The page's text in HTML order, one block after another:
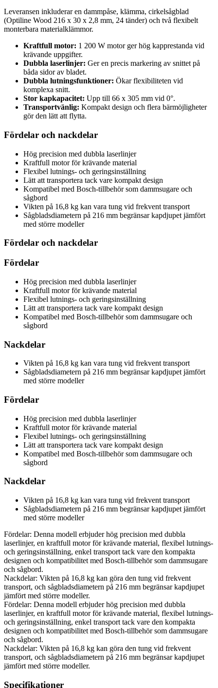
Leveransen inkluderar en dammpåse, klämma, cirkelsågblad
(Optiline Wood 216 x 30 x 2,8 mm, 24 tänder) och två flexibelt
monterbara materialklämmor.
Kraftfull motor: 1 200 W motor ger hög kapprestanda vid
krävande uppgifter.
Dubbla laserlinjer: Ger en precis markering av snittet på
båda sidor av bladet.
Dubbla lutningsfunktioner: Ökar flexibiliteten vid
komplexa snitt.
Stor kapkapacitet: Upp till 66 x 305 mm vid 0°.
Transportvänlig: Kompakt design och flera bärmöjligheter
gör den lätt att flytta.
Fördelar och nackdelar
Hög precision med dubbla laserlinjer
Kraftfull motor för krävande material
Flexibel lutnings- och geringsinställning
Lätt att transportera tack vare kompakt design
Kompatibel med Bosch-tillbehör som dammsugare och
sågbord
Vikten på 16,8 kg kan vara tung vid frekvent transport
Sågbladsdiametern på 216 mm begränsar kapdjupet jämfört
med större modeller
Fördelar och nackdelar
Fördelar
Hög precision med dubbla laserlinjer
Kraftfull motor för krävande material
Flexibel lutnings- och geringsinställning
Lätt att transportera tack vare kompakt design
Kompatibel med Bosch-tillbehör som dammsugare och
sågbord
Nackdelar
Vikten på 16,8 kg kan vara tung vid frekvent transport
Sågbladsdiametern på 216 mm begränsar kapdjupet jämfört
med större modeller
Fördelar
Hög precision med dubbla laserlinjer
Kraftfull motor för krävande material
Flexibel lutnings- och geringsinställning
Lätt att transportera tack vare kompakt design
Kompatibel med Bosch-tillbehör som dammsugare och
sågbord
Nackdelar
Vikten på 16,8 kg kan vara tung vid frekvent transport
Sågbladsdiametern på 216 mm begränsar kapdjupet jämfört
med större modeller
Fördelar: Denna modell erbjuder hög precision med dubbla
laserlinjer, en kraftfull motor för krävande material, flexibel lutnings-
och geringsinställning, enkel transport tack vare den kompakta
designen och kompatibilitet med Bosch-tillbehör som dammsugare
och sågbord.
Nackdelar: Vikten på 16,8 kg kan göra den tung vid frekvent
transport, och sågbladsdiametern på 216 mm begränsar kapdjupet
jämfört med större modeller.
Fördelar: Denna modell erbjuder hög precision med dubbla
laserlinjer, en kraftfull motor för krävande material, flexibel lutnings-
och geringsinställning, enkel transport tack vare den kompakta
designen och kompatibilitet med Bosch-tillbehör som dammsugare
och sågbord.
Nackdelar: Vikten på 16,8 kg kan göra den tung vid frekvent
transport, och sågbladsdiametern på 216 mm begränsar kapdjupet
jämfört med större modeller.
Specifikationer